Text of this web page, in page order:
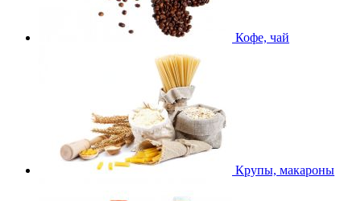
Кофе, чай
Крупы, макароны